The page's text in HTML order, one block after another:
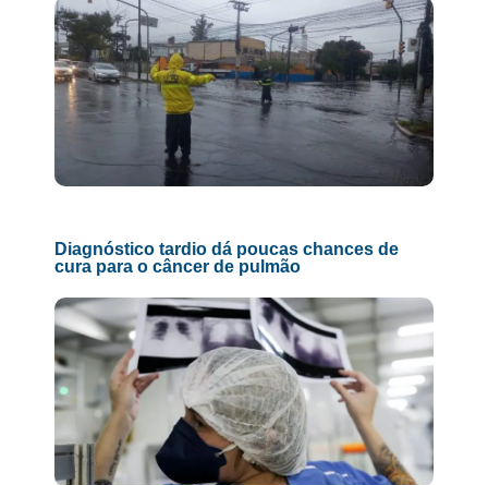
Diagnóstico tardio dá poucas chances de
cura para o câncer de pulmão